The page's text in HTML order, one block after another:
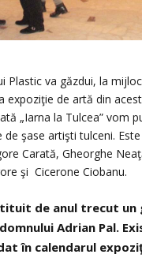
Plastic va găzdui, la
expoziţie de artă din
„Iarna la Tulcea” vom
de şase artişti tulceni.
Carată, Gheorghe
şi Cicerone Ciobanu.
de anul trecut un
Adrian Pal.
în calendarul